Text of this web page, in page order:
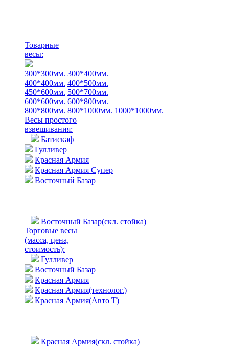
Товарные
весы:
300*300мм. 300*400мм.
400*400мм. 400*500мм.
450*600мм. 500*700мм.
600*600мм. 600*800мм.
800*800мм. 800*1000мм. 1000*1000мм.
Весы простого
взвешивания:
Батискаф
Гулливер
Красная Армия
Красная Армия Супер
Восточный Базар
Восточный Базар(скл. стойка)
Торговые весы
(масса, цена,
стоимость):
Гулливер
Восточный Базар
Красная Армия
Красная Армия(технолог.)
Красная Армия(Авто Т)
Красная Армия(скл. стойка)